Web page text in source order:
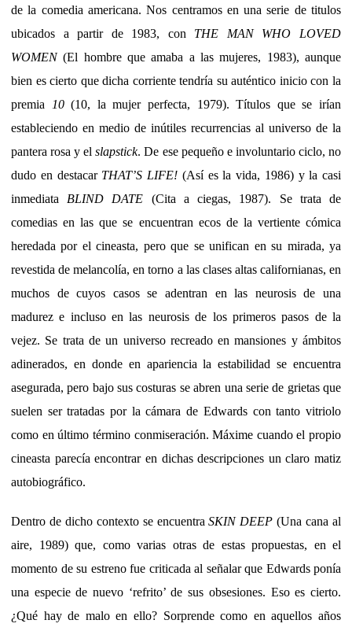
de la comedia americana. Nos centramos en una serie de titulos
ubicados a partir de 1983, con THE MAN WHO LOVED
WOMEN(El hombre que amaba a las mujeres, 1983), aunque
bien es cierto que dicha corriente tendría su auténtico inicio con la
premia
10(10, la mujer perfecta, 1979). Títulos que se irían
estableciendo en medio de inútiles recurrencias al universo de la
pantera rosa y elslapstick. De ese pequeño e involuntario ciclo, no
dudo en destacar THAT’S LIFE! (Así es la vida, 1986) y la casi
inmediata BLIND DATE (Cita a ciegas, 1987). Se trata de
comedias en las que se encuentran ecos de la vertiente cómica
heredada por el cineasta, pero que se unifican en su mirada, ya
revestida de melancolía, en torno a las clases altas californianas, en
muchos de cuyos casos se adentran en las neurosis de una
madurez e incluso en las neurosis de los primeros pasos de la
vejez. Se trata de un universo recreado en mansiones y ámbitos
adinerados, en donde en apariencia la estabilidad se encuentra
asegurada, pero bajo sus costuras se abren una serie de grietas que
suelen ser tratadas por la cámara de Edwards con tanto vitriolo
como en último término conmiseración. Máxime cuando el propio
cineasta parecía encontrar en dichas descripciones un claro matiz
autobiográfico.
Dentro de dicho contexto se encuentraSKIN DEEP (Una cana al
aire, 1989) que, como varias otras de estas propuestas, en el
momento de su estreno fue criticada al señalar que Edwards ponía
una especie de nuevo ‘refrito’ de sus obsesiones. Eso es cierto.
¿Qué hay de malo en ello? Sorprende como en aquellos años